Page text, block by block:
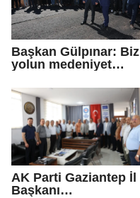
Başkan Gülpınar: Biz
yolun medeniyet
AK Parti Gaziantep İl
Başkanı